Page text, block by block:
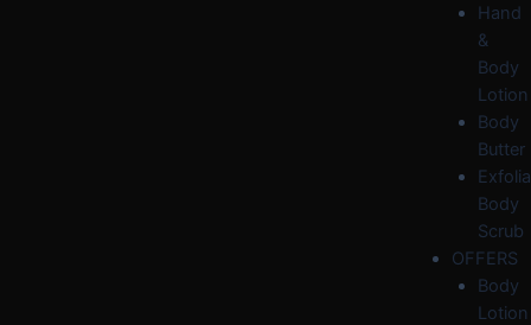
Hand
&
Body
Lotion
Body
Butter
Body
Scrub
OFFERS
Body
Lotion